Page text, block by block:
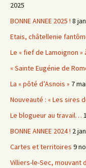
2025
BONNE ANNEE 2025 ! 8
Etais, châtellenie
Le « fief de Lamoignon »
« Sainte Eugénie de
La « pôté d’Asnois » 7
Nouveauté : « Les sires
Le blogueur au travail…
BONNE ANNEE 2024 ! 2
Cartes et territoires 9
Villiers-le-Sec, mouvant